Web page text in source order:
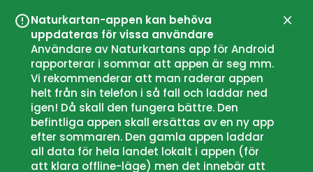
Naturkartan-appen kan behöva
uppdateras för vissa användare
Användare av Naturkartans app för Android
rapporterar i sommar att appen är seg mm.
Vi rekommenderar att man raderar appen
helt från sin telefon i så fall och laddar ned
igen! Då skall den fungera bättre. Den
befintliga appen skall ersättas av en ny app
efter sommaren. Den gamla appen laddar
all data för hela landet lokalt i appen (för
att klara offline-läge) men det innebär att